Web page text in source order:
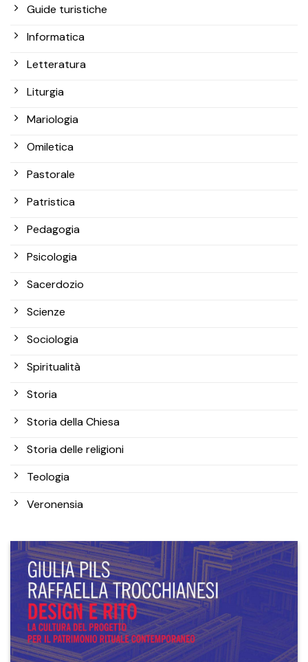
Guide turistiche
Informatica
Letteratura
Liturgia
Mariologia
Omiletica
Pastorale
Patristica
Pedagogia
Psicologia
Sacerdozio
Scienze
Sociologia
Spiritualità
Storia
Storia della Chiesa
Storia delle religioni
Teologia
Veronensia